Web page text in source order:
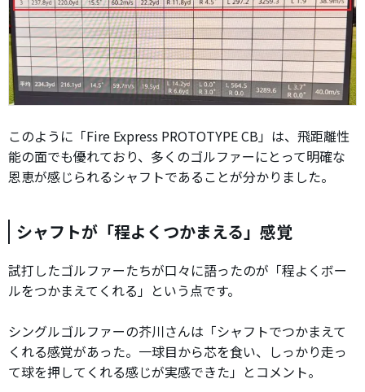
このように「Fire Express PROTOTYPE CB」は、飛距離性
能の面でも優れており、多くのゴルファーにとって明確な
恩恵が感じられるシャフトであることが分かりました。
シャフトが「程よくつかまえる」感覚
試打したゴルファーたちが口々に語ったのが「程よくボー
ルをつかまえてくれる」という点です。
シングルゴルファーの芥川さんは「シャフトでつかまえて
くれる感覚があった。一球目から芯を食い、しっかり走っ
て球を押してくれる感じが実感できた」とコメント。